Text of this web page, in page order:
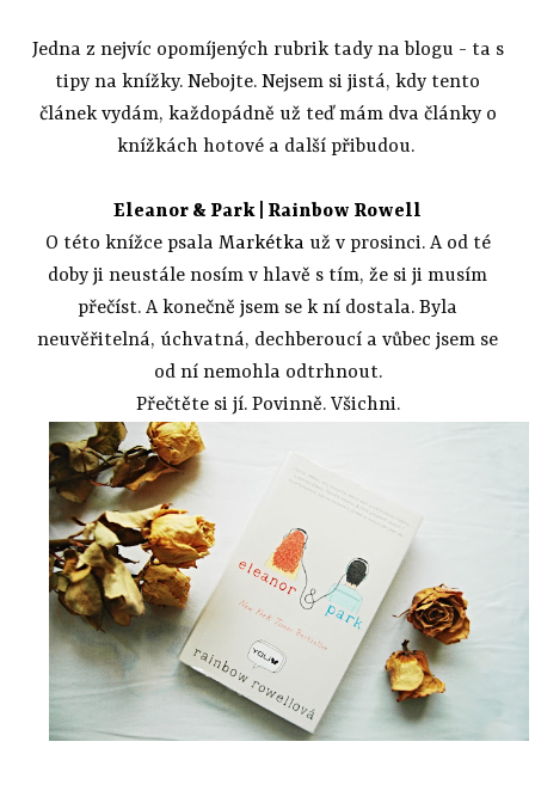
Jedna z nejvíc opomíjených rubrik tady na blogu - ta s
tipy na knížky. Nebojte. Nejsem si jistá, kdy tento
článek vydám, každopádně už teď mám dva články o
knížkách hotové a další přibudou.
Eleanor & Park
| Rainbow Rowell
O této knížce psala Markétka už v prosinci. A od té
doby ji neustále nosím v hlavě s tím, že si ji musím
přečíst. A konečně jsem se k ní dostala. Byla
neuvěřitelná, úchvatná, dechberoucí a vůbec jsem se
od ní nemohla odtrhnout.
Přečtěte si jí. Povinně. Všichni.